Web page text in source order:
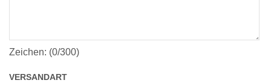
Zeichen: (0/300)
VERSANDART